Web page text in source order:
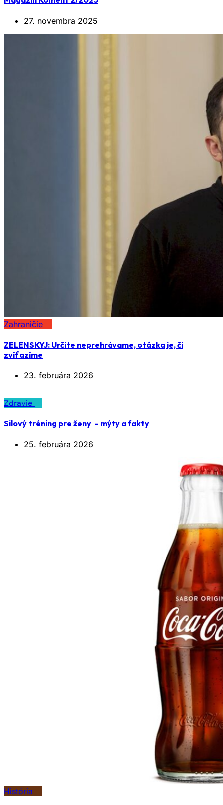
27. novembra 2025
Zahraničie
ZELENSKYJ: Určite neprehrávame, otázka je, či
zvíťazíme
23. februára 2026
Zdravie
Silový tréning pre ženy – mýty a fakty
25. februára 2026
História